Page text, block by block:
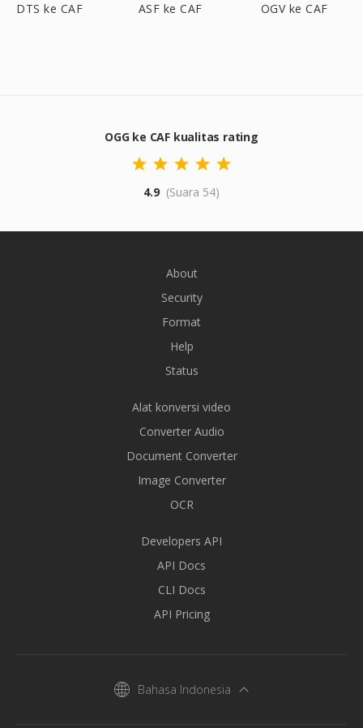
DTS ke CAF ASF ke CAF OGV ke CAF
OGG ke CAF kualitas rating
4.9 (Suara 54)
About
Security
Format
Help
Status
Alat konversi video
Converter Audio
Document Converter
Image Converter
OCR
Developers API
API Docs
CLI Docs
API Pricing
Bahasa Indonesia